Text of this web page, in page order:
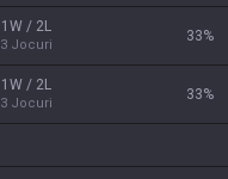
1W / 2L
3 Jocuri
33%
1W / 2L
3 Jocuri
33%